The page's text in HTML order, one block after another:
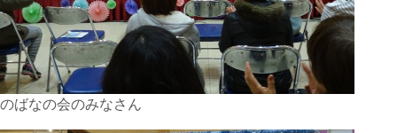
のばなの会のみなさん